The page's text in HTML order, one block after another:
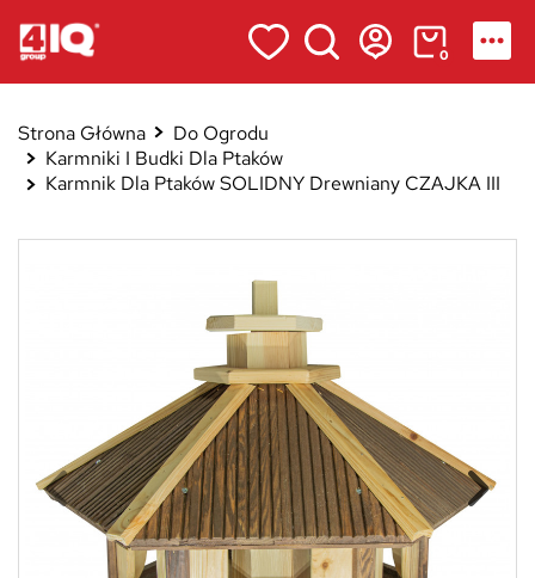
0
Strona Główna
Do Ogrodu
Karmniki I Budki Dla Ptaków
Karmnik Dla Ptaków SOLIDNY Drewniany CZAJKA III